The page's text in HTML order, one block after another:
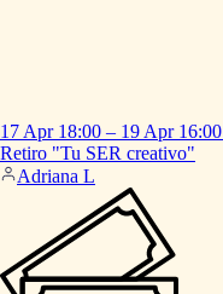
17 Apr 18:00 – 19 Apr 16:00
Retiro "Tu SER creativo"
Adriana L